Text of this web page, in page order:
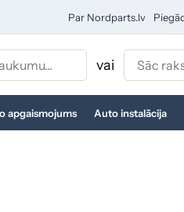
Par Nordparts.lv
vai
apgaismojums Auto instalācija